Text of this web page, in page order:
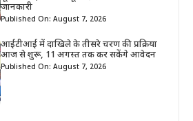
जानकारी
Published On: August 7, 2026
आईटीआई में दाखिले के तीसरे चरण की प्रक्रिया
आज से शुरू, 11 अगस्त तक कर सकेंगे आवेदन
Published On: August 7, 2026